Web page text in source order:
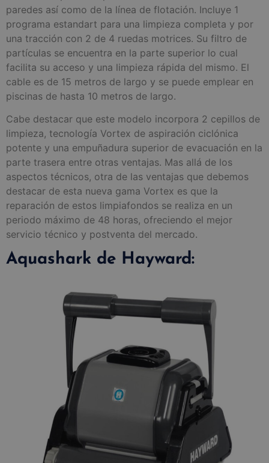
paredes así como de la línea de flotación. Incluye 1
programa estandart para una limpieza completa y por
una tracción con 2 de 4 ruedas motrices. Su filtro de
partículas se encuentra en la parte superior lo cual
facilita su acceso y una limpieza rápida del mismo. El
cable es de 15 metros de largo y se puede emplear en
piscinas de hasta 10 metros de largo.
Cabe destacar que este modelo incorpora 2 cepillos de
limpieza, tecnología Vortex de aspiración ciclónica
potente y una empuñadura superior de evacuación en la
parte trasera entre otras ventajas. Mas allá de los
aspectos técnicos, otra de las ventajas que debemos
destacar de esta nueva gama Vortex es que la
reparación de estos limpiafondos se realiza en un
periodo máximo de 48 horas, ofreciendo el mejor
servicio técnico y postventa del mercado.
Aquashark de Hayward: